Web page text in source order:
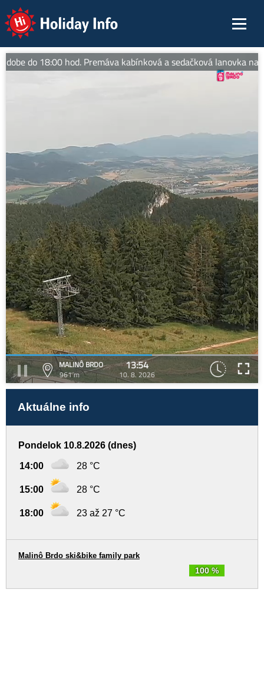
Holiday Info
do 18:00 hod. Premáva kabínková a sedačková lanovka
MALINÔ BRDO
961 m
13:54
10. 8. 2026
Aktuálne info
Pondelok 10.8.2026 (dnes)
14:00 28 °C
15:00 28 °C
18:00 23 až 27 °C
100 %
Malinô Brdo ski&bike family park